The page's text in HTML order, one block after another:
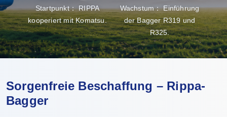
Startpunkt： RIPPA
kooperiert mit Komatsu.
Wachstum： Einführung
der Bagger R319 und
R325.
Sorgenfreie Beschaffung – Rippa-
Bagger